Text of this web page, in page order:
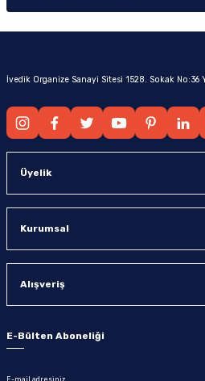
İvedik Organize Sanayi Sitesi 1528. Sokak No:36
Üyelik
Kurumsal
Alışveriş
E-Bülten Aboneliği